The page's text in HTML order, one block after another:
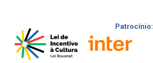
Patrocínio: